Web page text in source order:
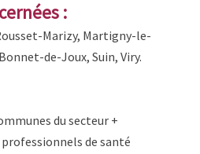
:
Marizy, Martigny-le-
de-Joux, Suin, Viry.
du secteur +
de santé